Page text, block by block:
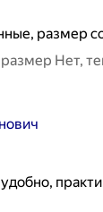
размер
Нет,